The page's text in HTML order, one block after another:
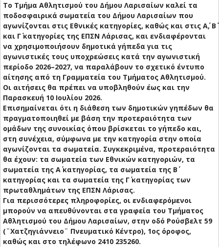
Το Τμήμα Αθλητισμού του Δήμου Λαρισαίων καλεί τα
ποδοσφαιρικά σωματεία του Δήμου Λαρισαίων που
αγωνίζονται στις Εθνικές κατηγορίες, καθώς και στις Α΄, Β΄
και Γ΄ κατηγορίες της ΕΠΣΝ Λάρισας, και ενδιαφέρονται
να χρησιμοποιήσουν δημοτικά γήπεδα για τις
αγωνιστικές τους υποχρεώσεις κατά την αγωνιστική
περίοδο 2026–2027, να παραλάβουν το σχετικό έντυπο
αίτησης από τη Γραμματεία του Τμήματος Αθλητισμού.
Οι αιτήσεις θα πρέπει να υποβληθούν έως και την
Παρασκευή 10 Ιουλίου 2026.
Επισημαίνεται ότι η διάθεση των δημοτικών γηπέδων θα
πραγματοποιηθεί με βάση την προτεραιότητα των
ομάδων της συνοικίας όπου βρίσκεται το γήπεδο και,
στη συνέχεια, σύμφωνα με την κατηγορία στην οποία
αγωνίζονται τα σωματεία. Συγκεκριμένα, προτεραιότητα
θα έχουν: τα σωματεία των Εθνικών κατηγοριών, τα
σωματεία της Α΄ κατηγορίας, τα σωματεία της Β΄
κατηγορίας και τα σωματεία της Γ΄ κατηγορίας των
πρωταθλημάτων της ΕΠΣΝ Λάρισας.
Για περισσότερες πληροφορίες, οι ενδιαφερόμενοι
μπορούν να απευθύνονται στα γραφεία του Τμήματος
Αθλητισμού του Δήμου Λαρισαίων, στην οδό Ρούσβελτ 59
(¨Χατζηγιάννειο¨ Πνευματικό Κέντρο), 1ος όροφος,
καθώς και στο τηλέφωνο 2410 235260.